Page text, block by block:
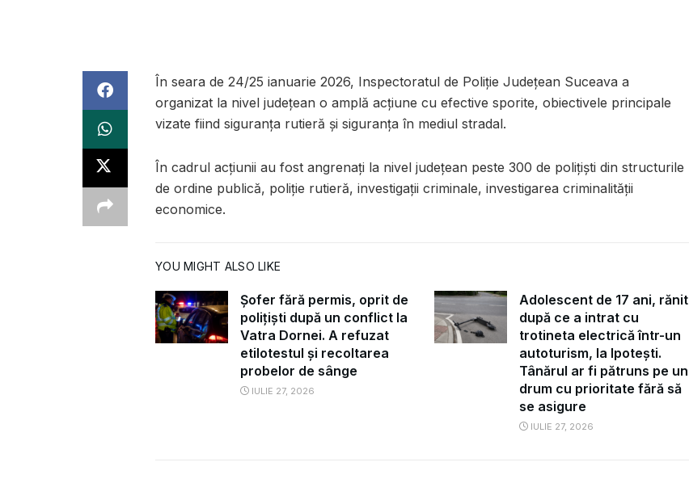
În seara de 24/25 ianuarie 2026, Inspectoratul de Poliție Județean Suceava a
organizat la nivel județean o amplă acțiune cu efective sporite, obiectivele principale
vizate fiind siguranța rutieră și siguranța în mediul stradal.
În cadrul acțiunii au fost angrenați la nivel județean peste 300 de polițiști din structurile
de ordine publică, poliție rutieră, investigații criminale, investigarea criminalității
economice.
YOU MIGHT ALSO LIKE
Șofer fără permis, oprit de
polițiști după un conflict la
Vatra Dornei. A refuzat
etilotestul și recoltarea
probelor de sânge
IULIE 27, 2026
Adolescent de 17 ani, rănit
după ce a intrat cu
trotineta electrică într-un
autoturism, la Ipotești.
Tânărul ar fi pătruns pe un
drum cu prioritate fără să
se asigure
IULIE 27, 2026